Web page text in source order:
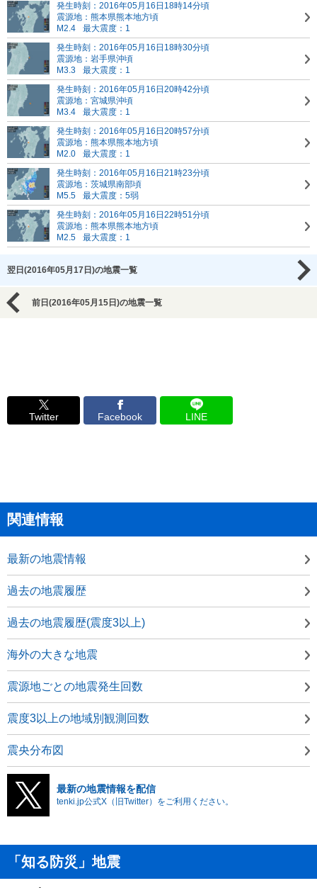
発生時刻：2016年05月16日18時14分頃
震源地：熊本県熊本地方頃
M2.4
最大震度：1
発生時刻：2016年05月16日18時30分頃
震源地：岩手県沖頃
M3.3
最大震度：1
発生時刻：2016年05月16日20時42分頃
震源地：宮城県沖頃
M3.4
最大震度：1
発生時刻：2016年05月16日20時57分頃
震源地：熊本県熊本地方頃
M2.0
最大震度：1
発生時刻：2016年05月16日21時23分頃
震源地：茨城県南部頃
M5.5
最大震度：5弱
発生時刻：2016年05月16日22時51分頃
震源地：熊本県熊本地方頃
M2.5
最大震度：1
翌日(2016年05月17日)の地震一覧
前日(2016年05月15日)の地震一覧
Twitter Facebook LINE
関連情報
最新の地震情報
過去の地震履歴
過去の地震履歴(震度3以上)
海外の大きな地震
震源地ごとの地震発生回数
震度3以上の地域別観測回数
震央分布図
最新の地震情報を配信
tenki.jp公式X（旧Twitter）をご利用ください。
「知る防災」地震